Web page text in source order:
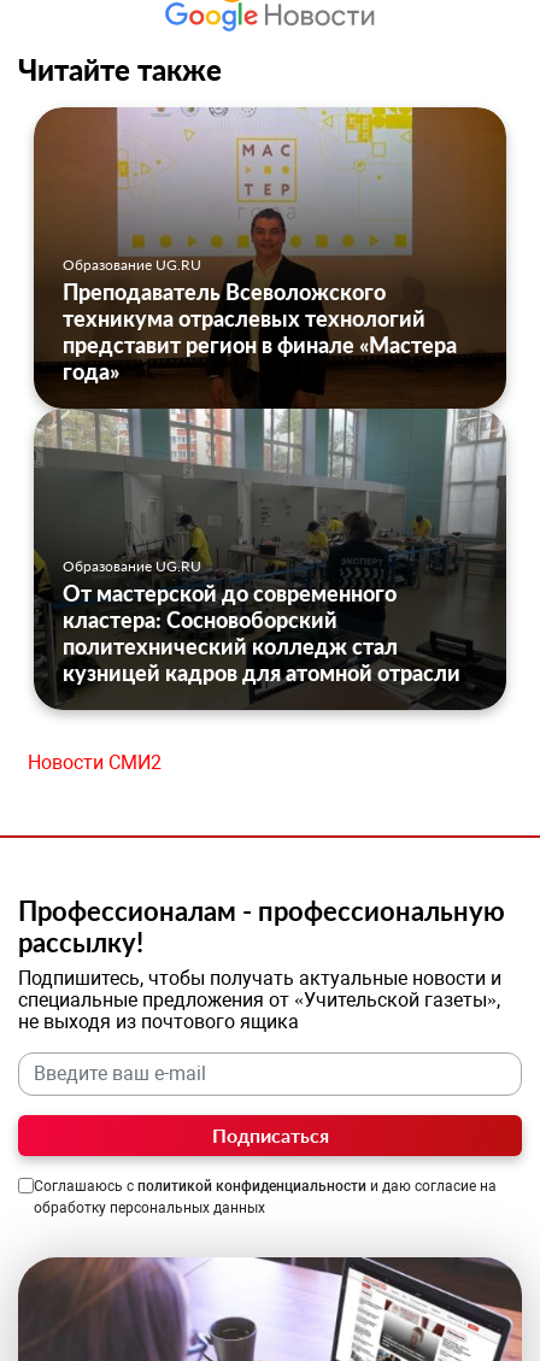
Читайте также
Образование UG.RU
Преподаватель Всеволожского
техникума отраслевых технологий
представит регион в финале «Мастера
года»
Образование UG.RU
От мастерской до современного
кластера: Сосновоборский
политехнический колледж стал
кузницей кадров для атомной отрасли
Новости СМИ2
Профессионалам - профессиональную
рассылку!
Подпишитесь, чтобы получать актуальные новости и
специальные предложения от «Учительской газеты»,
не выходя из почтового ящика
Подписаться
Соглашаюсь с политикой конфиденциальности и даю согласие на
обработку персональных данных